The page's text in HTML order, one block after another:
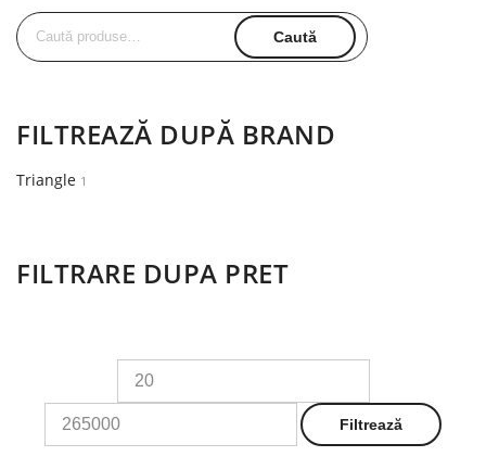
Caută
după:
Caută
FILTREAZĂ DUPĂ BRAND
Triangle 1
FILTRARE DUPA PRET
Preț
minim
Filtrează